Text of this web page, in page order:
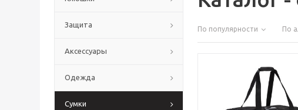
Защита
Аксессуары
Одежда
Сумки
По популярности По